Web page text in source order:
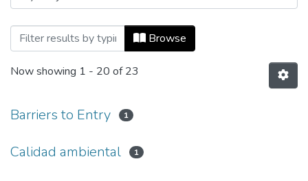
Browsing Vol 07, No 16 (2003) by
Browse
Now showing 1 - 20 of 23
Barriers to Entry 1
Calidad ambiental 1